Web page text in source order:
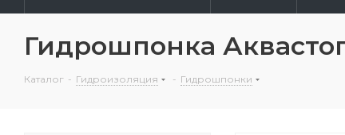
Гидрошпонка
Каталог - Гидроизоляция - Гидрошпонки